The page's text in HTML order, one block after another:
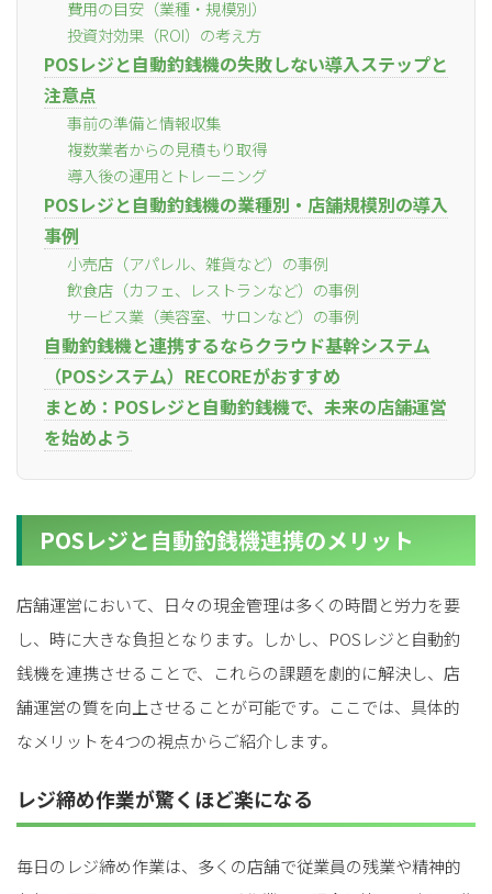
費用の目安（業種・規模別）
投資対効果（ROI）の考え方
POSレジと自動釣銭機の失敗しない導入ステップと
注意点
事前の準備と情報収集
複数業者からの見積もり取得
導入後の運用とトレーニング
POSレジと自動釣銭機の業種別・店舗規模別の導入
事例
小売店（アパレル、雑貨など）の事例
飲食店（カフェ、レストランなど）の事例
サービス業（美容室、サロンなど）の事例
自動釣銭機と連携するならクラウド基幹システム
（POSシステム）RECOREがおすすめ
まとめ：POSレジと自動釣銭機で、未来の店舗運営
を始めよう
POSレジと自動釣銭機連携のメリット
店舗運営において、日々の現金管理は多くの時間と労力を要
し、時に大きな負担となります。しかし、POSレジと自動釣
銭機を連携させることで、これらの課題を劇的に解決し、店
舗運営の質を向上させることが可能です。ここでは、具体的
なメリットを4つの視点からご紹介します。
レジ締め作業が驚くほど楽になる
毎日のレジ締め作業は、多くの店舗で従業員の残業や精神的